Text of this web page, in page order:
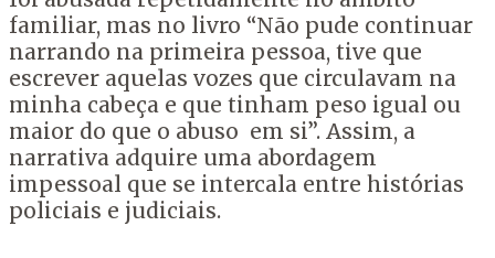
familiar, mas no livro “Não pude continuar
narrando na primeira pessoa, tive que
escrever aquelas vozes que circulavam na
minha cabeça e que tinham peso igual ou
maior do que o abuso em si”. Assim, a
narrativa adquire uma abordagem
impessoal que se intercala entre histórias
policiais e judiciais.